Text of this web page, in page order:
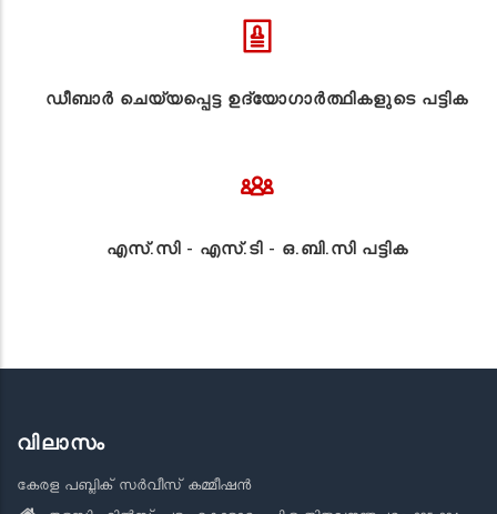
ഡീബാർ ചെയ്യപ്പെട്ട ഉദ്യോഗാർത്ഥികളുടെ പട്ടിക
എസ്.സി - എസ്.ടി - ഒ.ബി.സി പട്ടിക
വിലാസം
കേരള പബ്ലിക് സർവീസ് കമ്മീഷൻ